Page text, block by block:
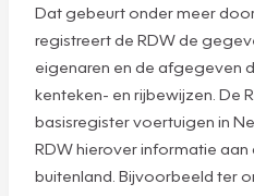
Dat gebeurt onder meer
registreert de RDW de
eigenaren en de afgegeven
kenteken- en rijbewijzen. De
basisregister voertuigen in
RDW hierover informatie
buitenland. Bijvoorbeeld ter